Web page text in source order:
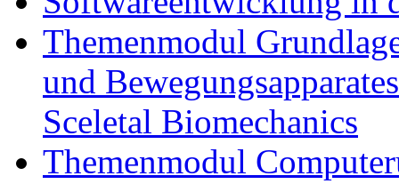
Themenmodul
und
Sceletal Biomechanics
Themenmodul